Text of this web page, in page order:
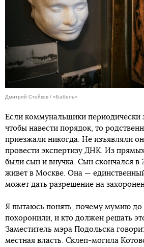
Дмитрий Стойков / «Бабель»
Если коммунальщики периодически
чтобы навести порядок, то
приезжали никогда. Не изъявляли
провести экспертизу ДНК. Из
были сын и внучка. Сын скончался в
живет в Москве. Она —
может дать разрешение на
Я пытаюсь понять, почему мумию до
похоронили, и кто должен решать
Заместитель мэра Подольска
местная власть. Склеп-могила